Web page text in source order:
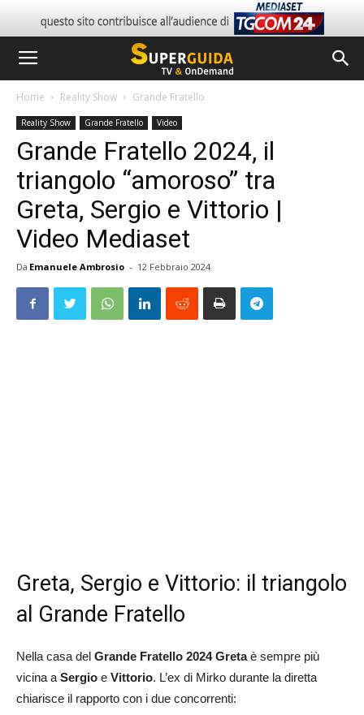
Home Reality Show Grande Fratello
Reality Show Grande Fratello Video
Grande Fratello 2024, il
triangolo “amoroso” tra
Greta, Sergio e Vittorio |
Video Mediaset
Da Emanuele Ambrosio - 12 Febbraio 2024
Greta, Sergio e Vittorio: il triangolo
al Grande Fratello
Nella casa del Grande Fratello 2024 Gretaè sempre più
vicina aSergio e Vittorio. L’ex di Mirko durante la diretta
chiarisce il rapporto con i due concorrenti: